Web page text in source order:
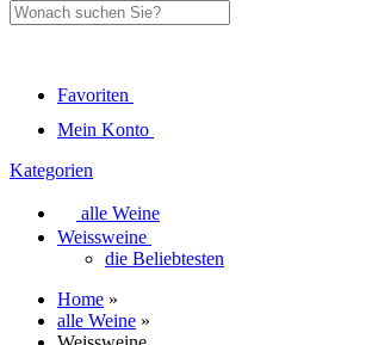
Favoriten
Mein Konto
Kategorien
alle Weine
Weissweine
die Beliebtesten
Home »
alle Weine »